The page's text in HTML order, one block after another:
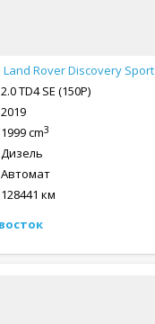
Land RoverDiscovery Sport
2.0 TD4 SE (150P)
2019
1999 cm3
Дизель
Автомат
128441 км